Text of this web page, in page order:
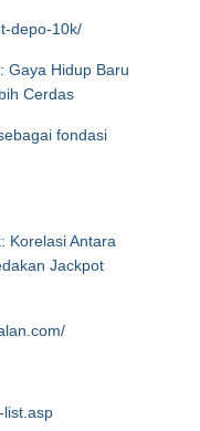
depo-10k/
Gaya Hidup Baru
Cerdas
fondasi
Korelasi Antara
Jackpot
list.asp